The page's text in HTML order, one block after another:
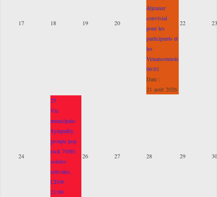
17 18 19 20
déjeuner
convivial
pour les
participants et
les
Venansonnois
06:01
Date :
21 août 2026
22
24
25
Vie
municipale
Sympathy,
groupe pop
rock 70/80,
soirées
estivales,
CD06
21:00
26 27 28 29